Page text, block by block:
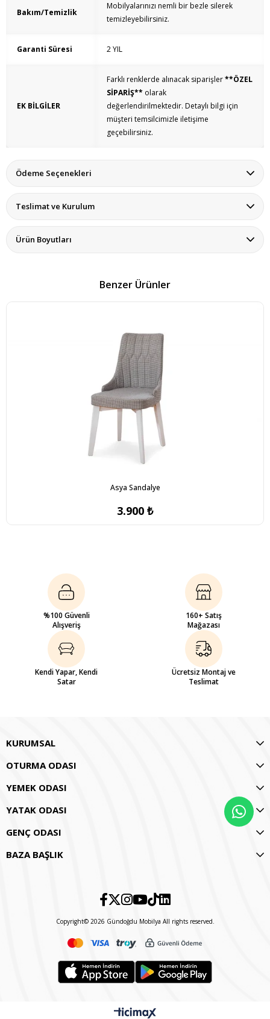
Bakım/Temizlik
Mobilyalarınızı nemli bir bezle silerek
temizleyebilirsiniz.
Garanti Süresi 2 YIL
EK BİLGİLER
Farklı renklerde alınacak siparişler**ÖZEL
SİPARİŞ** olarak
değerlendirilmektedir. Detaylı bilgi için
müşteri temsilcimizle iletişime
geçebilirsiniz.
Ödeme Seçenekleri
Teslimat ve Kurulum
Ürün Boyutları
Benzer Ürünler
Asya Sandalye
3.900 ₺
%100 Güvenli
Alışveriş
160+ Satış
Mağazası
Kendi Yapar, Kendi
Satar
Ücretsiz Montaj ve
Teslimat
KURUMSAL
OTURMA ODASI
YEMEK ODASI
YATAK ODASI
GENÇ ODASI
BAZA BAŞLIK
Copyright© 2026 Gündoğdu Mobilya All rights reserved.